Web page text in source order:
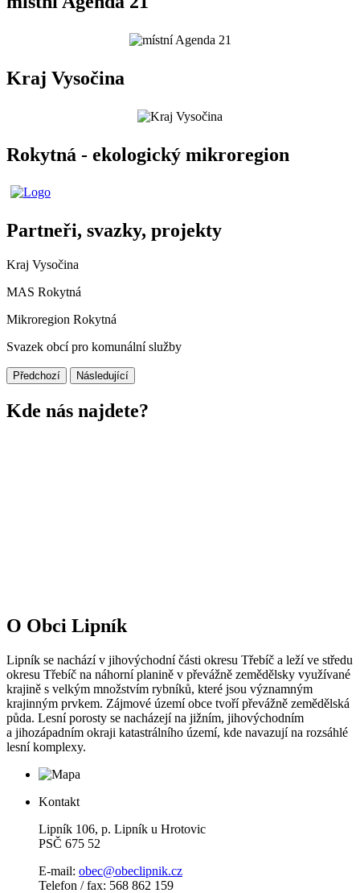
Kraj Vysočina
Rokytná - ekologický mikroregion
Partneři, svazky, projekty
Kraj Vysočina
MAS Rokytná
Mikroregion Rokytná
Svazek obcí pro komunální služby
Předchozí Následující
Kde nás najdete?
O Obci Lipník
Lipník se nachází v jihovýchodní části okresu Třebíč a leží ve středu
okresu Třebíč na náhorní planině v převážně zemědělsky využívané
krajině s velkým množstvím rybníků, které jsou významným
krajinným prvkem. Zájmové území obce tvoří převážně zemědělská
půda. Lesní porosty se nacházejí na jižním, jihovýchodním
a jihozápadním okraji katastrálního území, kde navazují na rozsáhlé
lesní komplexy.
Kontakt
Lipník 106, p. Lipník u Hrotovic
PSČ 675 52
E-mail: obec@obeclipnik.cz
Telefon / fax: 568 862 159